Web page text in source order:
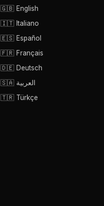
🇬🇧 English
🇮🇹 Italiano
🇪🇸 Español
🇫🇷 Français
🇩🇪 Deutsch
🇸🇦 العربية
🇹🇷 Türkçe